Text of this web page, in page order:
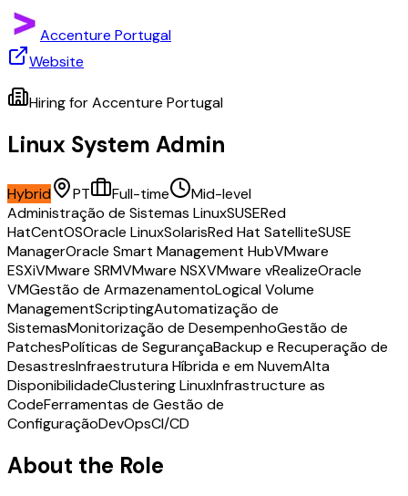
Accenture Portugal
Website
Hiring forAccenture Portugal
Linux System Admin
Hybrid PT Full-time
Mid-level
Administração de Sistemas LinuxSUSERed
HatCentOSOracle LinuxSolarisRed Hat SatelliteSUSE
ManagerOracle Smart Management HubVMware
ESXiVMware SRMVMware NSXVMware vRealizeOracle
VMGestão de ArmazenamentoLogical Volume
ManagementScriptingAutomatização de
SistemasMonitorização de DesempenhoGestão de
PatchesPolíticas de SegurançaBackup e Recuperação de
DesastresInfraestrutura Híbrida e em NuvemAlta
DisponibilidadeClustering LinuxInfrastructure as
CodeFerramentas de Gestão de
ConfiguraçãoDevOpsCI/CD
About the Role